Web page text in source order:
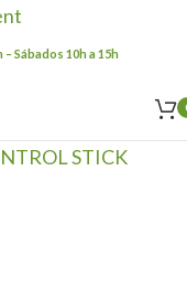
Sábados 10h a 15h